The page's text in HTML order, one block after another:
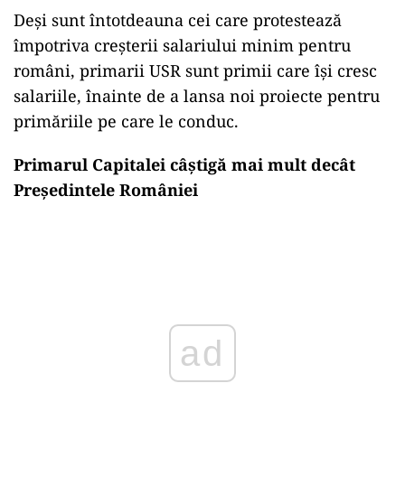
Deși sunt întotdeauna cei care protestează
împotriva creșterii salariului minim pentru
români, primarii USR sunt primii care își cresc
salariile, înainte de a lansa noi proiecte pentru
primăriile pe care le conduc.
Primarul Capitalei câștigă mai mult decât
Președintele României